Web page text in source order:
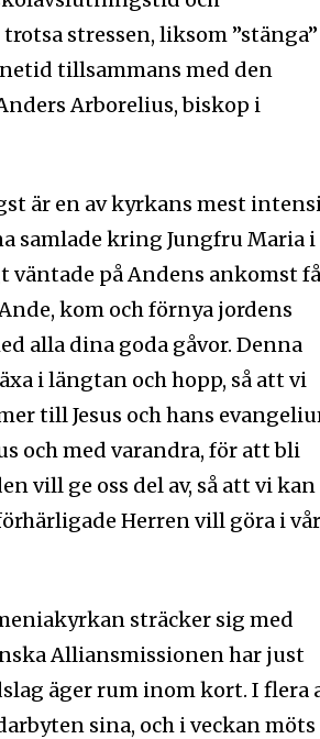
på
din integritet
Jag
stressen, liksom ”stänga”
tillsammans med den
Arborelius, biskop i
är en av kyrkans mest
samlade kring Jungfru Maria i
väntade på Andens ankomst
kom och förnya jordens
alla dina goda gåvor. Denna
i längtan och hopp, så att vi
till Jesus och hans
och med varandra, för att bli
vill ge oss del av, så att vi kan
Herren vill göra i vår
sträcker sig med
Alliansmissionen har just
äger rum inom kort. I flera
sina, och i veckan möts